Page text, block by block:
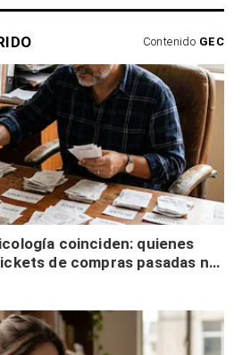
Contenido GEC
coinciden: quienes
de compras pasadas no
que tienen necesidad de